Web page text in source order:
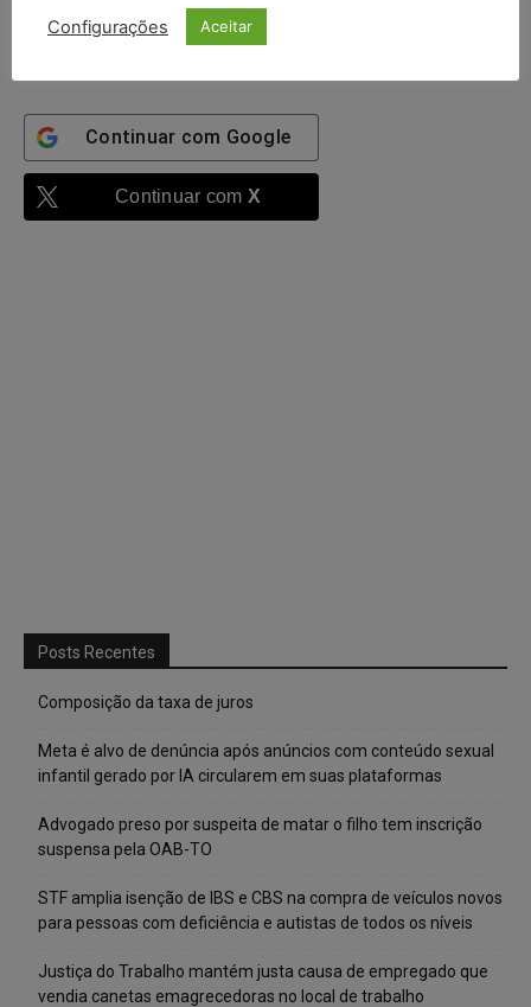
Entrar
Continuar com Google
Continuar com X
Posts Recentes
Composição da taxa de juros
Meta é alvo de denúncia após anúncios com conteúdo sexual
infantil gerado por IA circularem em suas plataformas
Advogado preso por suspeita de matar o filho tem inscrição
suspensa pela OAB-TO
STF amplia isenção de IBS e CBS na compra de veículos novos
para pessoas com deficiência e autistas de todos os níveis
Justiça do Trabalho mantém justa causa de empregado que
vendia canetas emagrecedoras no local de trabalho
Configurações Aceitar